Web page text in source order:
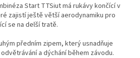
Start TTSiut má rukávy končící v
zajistí ještě větší aerodynamiku pro
se na delší tratě.
předním zipem, který usnadňuje
a dýchání během závodu.